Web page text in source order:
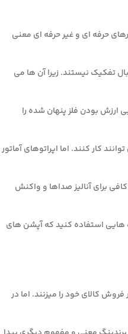
حرفه ای و غیر حرفه ای معنی
تفکیک نیستند. زیرا آن ها می
ارزش بودن فلز پنهان شده را
کار کنند. اما اپراتوهای آماتور
برای آنالیز صداها و واکنش
هایی استفاده کنید که آپشن های
کالای خود را میزنند. اما در